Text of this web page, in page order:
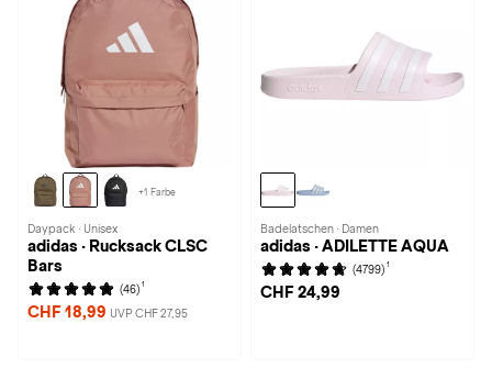
+1 Farbe
Daypack · Unisex
adidas · Rucksack CLSC
Bars
(46) 1
CHF 18,99 UVP CHF 27,95
Badelatschen · Damen
adidas · ADILETTE AQUA
(4799) 1
CHF 24,99